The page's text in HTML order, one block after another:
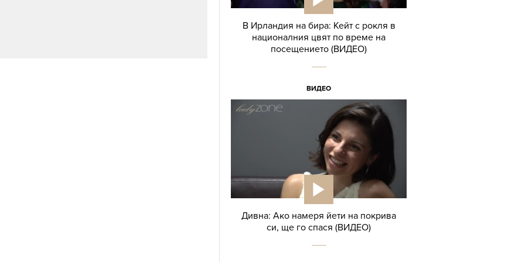
В Ирландия на бира: Кейт с рокля в
националния цвят по време на
посещението (ВИДЕО)
ВИДЕО
Дивна: Ако намеря йети на покрива
си, ще го спася (ВИДЕО)